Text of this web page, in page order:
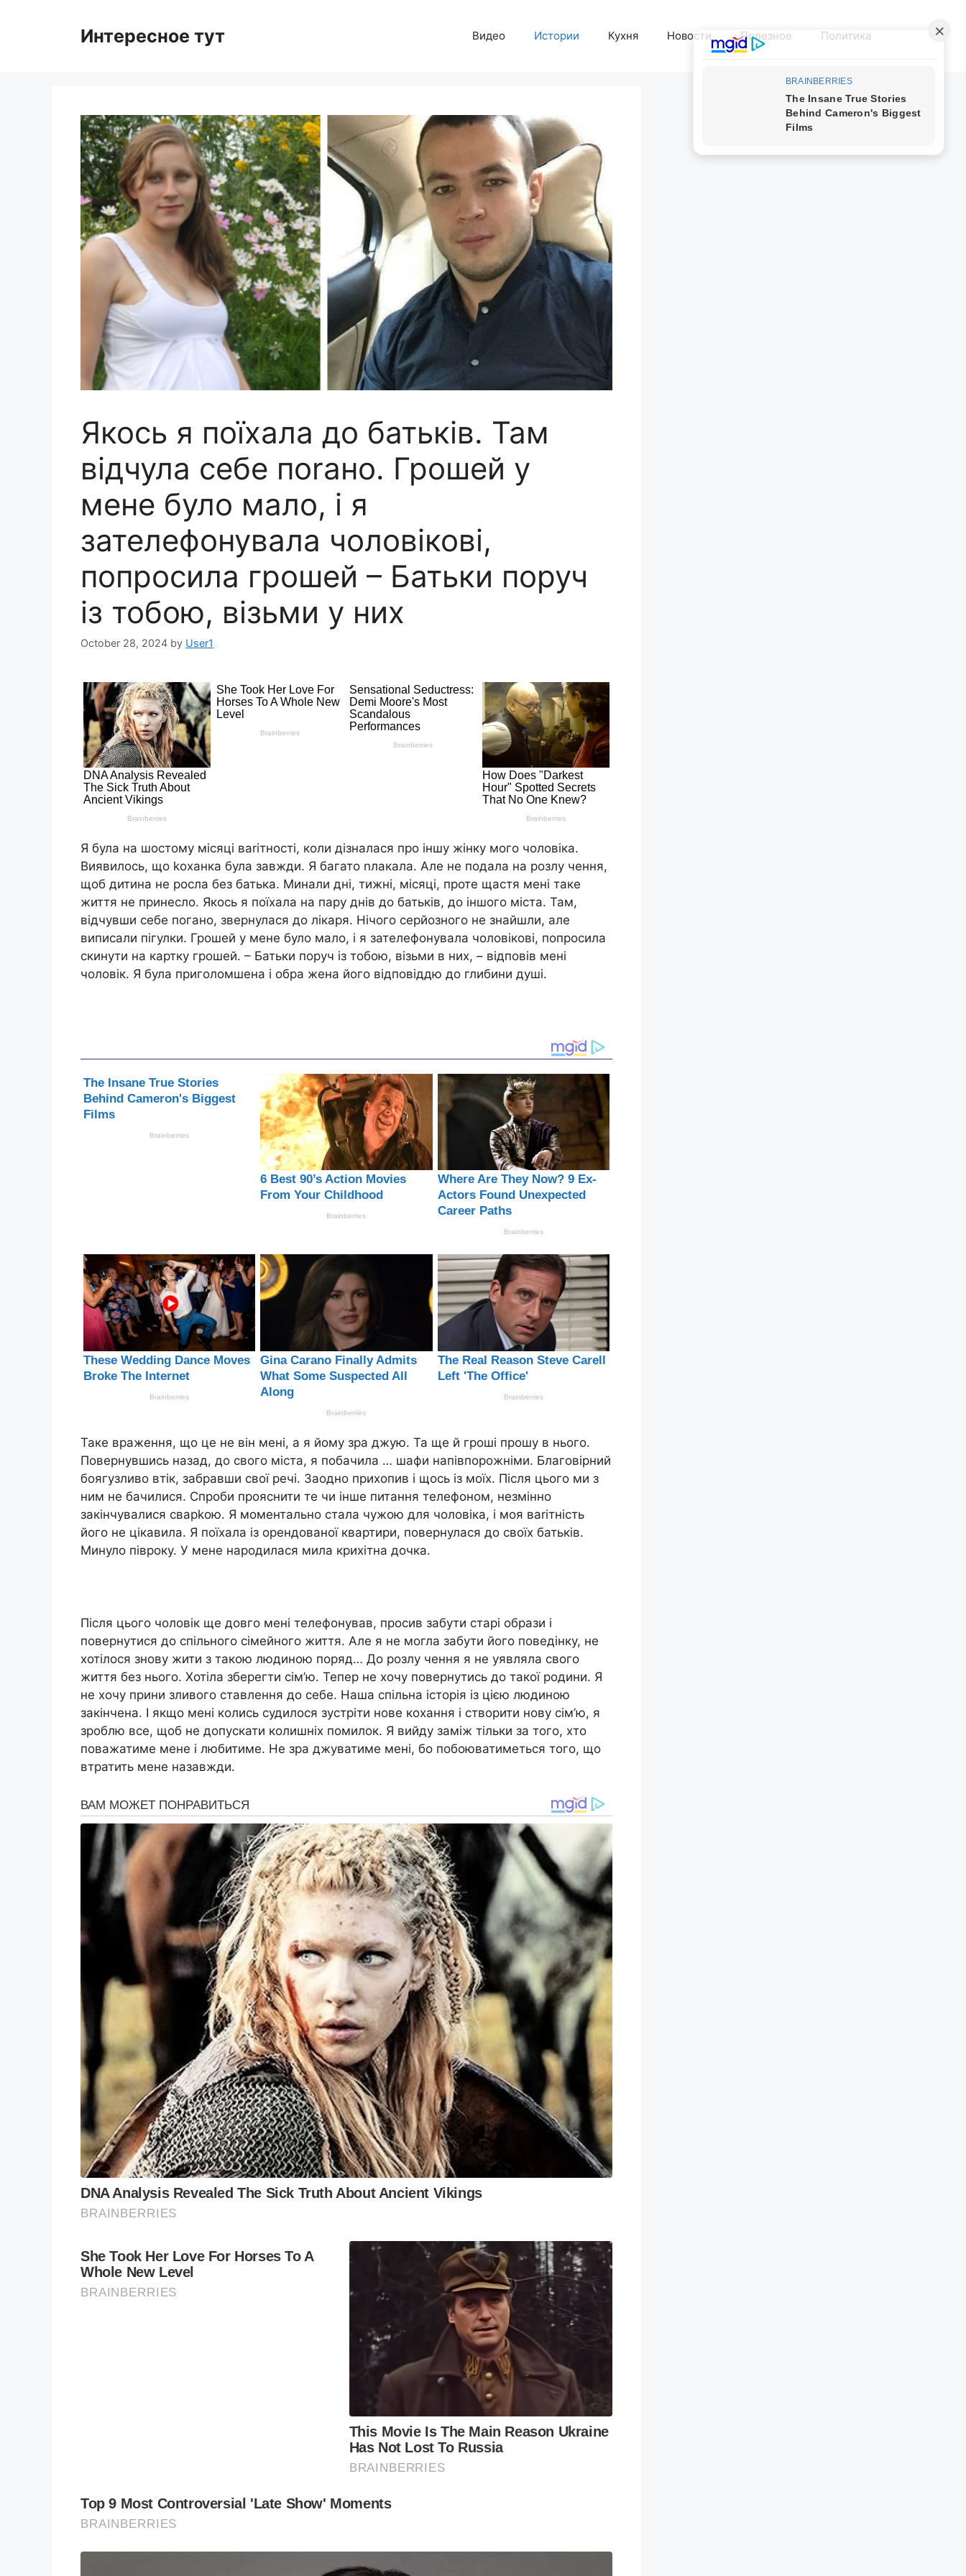
Интересное тут Видео Истории Кухня Новости Полезное Политика
Якось я поїхала до батьків. Там
відчула себе поrано. Грошей у
мене було мало, і я
зателефонувала чоловікові,
попросила грошей – Батьки поруч
із тобою, візьми у них
October 28, 2024 by User1
Я була на шостому місяці ваrітності, коли дізналася про іншу жінку мого чоловіка.
Виявилось, що kоханка була завжди. Я багато nлакала. Але не подала на розлу чення,
щоб дитина не росла без батька. Минали дні, тижні, місяці, проте щастя мені таке
життя не принесло. Якось я поїхала на пару днів до батьків, до іншого міста. Там,
відчувши себе погано, звернулася до лікаря. Нічого серйозного не знайшли, але
виписали пігулки. Грошей у мене було мало, і я зателефонувала чоловікові, попросила
скинути на картку грошей. – Батьки поруч із тобою, візьми в них, – відповів мені
чоловік. Я була приголомшена і обра жена його відповіддю до глибини душі.
Таке враження, що це не він мені, а я йому зра джую. Та ще й гроші прошу в нього.
Повернувшись назад, до свого міста, я побачила … шафи напівпорожніми. Благовірний
боягузливо втік, забравши свої речі. Заодно прихопив і щось із моїх. Після цього ми з
ним не бачилися. Спроби прояснити те чи інше питання телефоном, незмінно
закінчувалися сварkою. Я моментально стала чужою для чоловіка, і моя ваrітність
його не цікавила. Я поїхала із орендованої квартири, повернулася до своїх батьків.
Минуло півроку. У мене народилася мила крихітна дочка.
Після цього чоловік ще довго мені телефонував, просив забути старі образи і
повернутися до спільного сімейного життя. Але я не могла забути його поведінку, не
хотілося знову жити з такою людиною поряд… До розлу чення я не уявляла свого
життя без нього. Хотіла зберегти сім’ю. Тепер не хочу повернутись до такої родини. Я
не хочу прини зливого ставлення до себе. Наша спільна історія із цією людиною
закінчена. І якщо мені колись судилося зустріти нове кохання і створити нову сім’ю, я
зроблю все, щоб не допускати колишніх помилок. Я вийду заміж тільки за того, хто
поважатиме мене і любитиме. Не зра джуватиме мені, бо побоюватиметься того, що
втратить мене назавжди.